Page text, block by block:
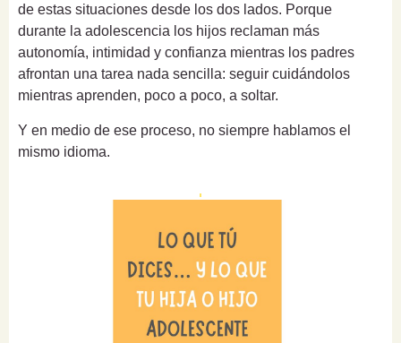
de estas situaciones desde los dos lados. Porque
durante la adolescencia los hijos reclaman más
autonomía, intimidad y confianza mientras los padres
afrontan una tarea nada sencilla: seguir cuidándolos
mientras aprenden, poco a poco, a soltar.
Y en medio de ese proceso, no siempre hablamos el
mismo idioma.